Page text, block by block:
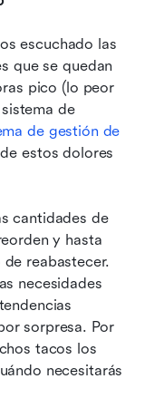
escuchado las
que se quedan
pico (lo peor
de
de gestión de
estos dolores
cantidades de
y hasta
reabastecer.
necesidades
sorpresa. Por
tacos los
necesitarás